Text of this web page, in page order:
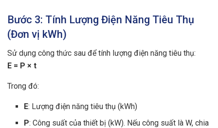
Bước 3: Tính Lượng Điện Năng Tiêu Thụ
(Đơn vị kWh)
Sử dụng công thức sau để tính lượng điện năng tiêu thụ:
E = P × t
Trong đó:
E: Lượng điện năng tiêu thụ (kWh)
P: Công suất của thiết bị (kW). Nếu công suất là W, chia